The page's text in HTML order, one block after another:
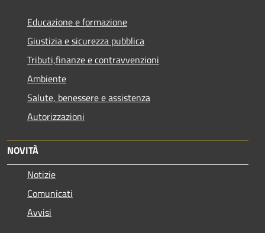
Educazione e formazione
Giustizia e sicurezza pubblica
Tributi,finanze e contravvenzioni
Ambiente
Salute, benessere e assistenza
Autorizzazioni
NOVITÀ
Notizie
Comunicati
Avvisi